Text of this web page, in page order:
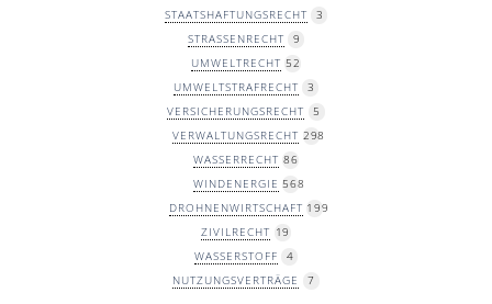
STAATSHAFTUNGSRECHT
3
STRASSENRECHT
9
UMWELTRECHT 52
UMWELTSTRAFRECHT
3
VERSICHERUNGSRECHT
5
VERWALTUNGSRECHT 298
WASSERRECHT 86
WINDENERGIE 568
DROHNENWIRTSCHAFT 199
ZIVILRECHT 19
WASSERSTOFF
4
NUTZUNGSVERTRÄGE
7